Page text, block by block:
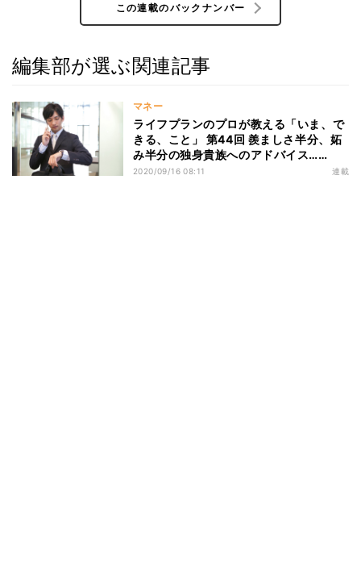
この連載のバックナンバー
編集部が選ぶ関連記事
マネー
ライフプランのプロが教える「いま、で
きる、こと」 第44回 羨ましさ半分、妬
み半分の独身貴族へのアドバイス……
2020/09/16 08:11 連載